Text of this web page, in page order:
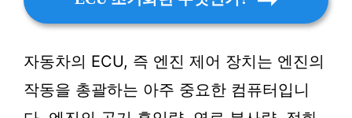
자동차의 ECU, 즉 엔진 제어 장치는 엔진의
작동을 총괄하는 아주 중요한 컴퓨터입니